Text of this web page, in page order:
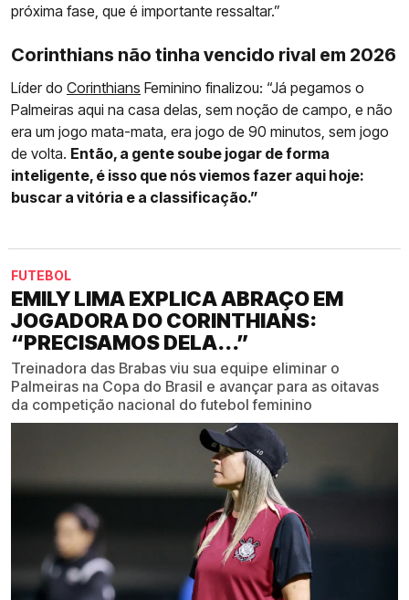
próxima fase, que é importante ressaltar.”
Corinthians não tinha vencido rival em 2026
Líder do Corinthians Feminino finalizou: “Já pegamos o
Palmeiras aqui na casa delas, sem noção de campo, e não
era um jogo mata-mata, era jogo de 90 minutos, sem jogo
de volta. Então, a gente soube jogar de forma
inteligente, é isso que nós viemos fazer aqui hoje:
buscar a vitória e a classificação.”
FUTEBOL
EMILY LIMA EXPLICA ABRAÇO EM
JOGADORA DO CORINTHIANS:
“PRECISAMOS DELA...”
Treinadora das Brabas viu sua equipe eliminar o
Palmeiras na Copa do Brasil e avançar para as oitavas
da competição nacional do futebol feminino